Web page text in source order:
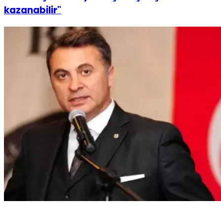
kazanabilir"